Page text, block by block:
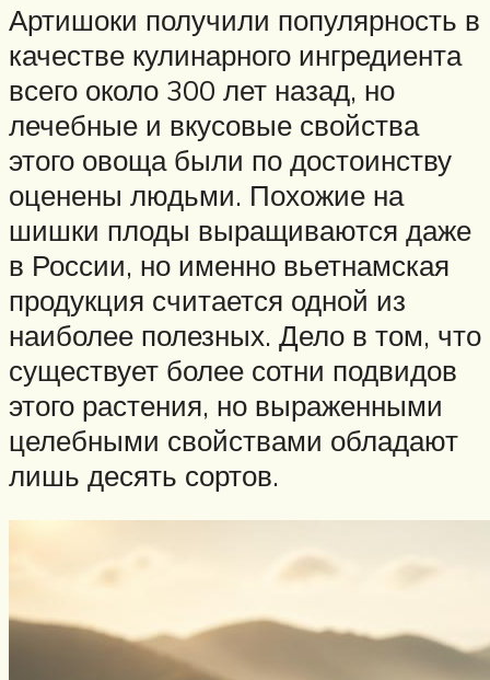
Артишоки получили популярность в
качестве кулинарного ингредиента
всего около 300 лет назад, но
лечебные и вкусовые свойства
этого овоща были по достоинству
оценены людьми. Похожие на
шишки плоды выращиваются даже
в России, но именно вьетнамская
продукция считается одной из
наиболее полезных. Дело в том, что
существует более сотни подвидов
этого растения, но выраженными
целебными свойствами обладают
лишь десять сортов.